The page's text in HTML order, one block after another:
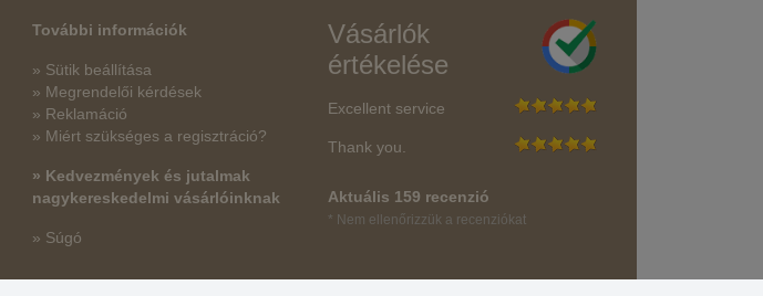
További információk
» Sütik beállítása
» Megrendelői kérdések
» Reklamáció
» Miért szükséges a regisztráció?
» Kedvezmények és jutalmak
nagykereskedelmi vásárlóinknak
» Súgó
Vásárlók
értékelése
Excellent service
Thank you.
Aktuális 159 recenzió
* Nem ellenőrizzük a recenziókat